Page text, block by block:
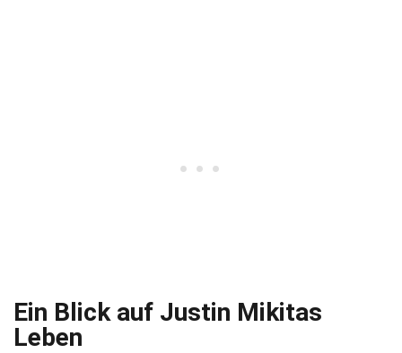
Ein Blick auf Justin Mikitas
Leben